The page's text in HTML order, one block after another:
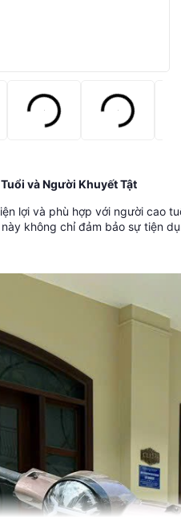
và Người Khuyết Tật
lợi và phù hợp với người cao
không chỉ đảm bảo sự tiện